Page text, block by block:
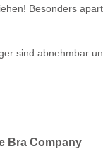
Besonders
sind abnehmbar
Bra Company